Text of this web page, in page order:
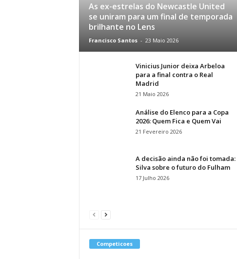
As ex-estrelas do Newcastle United
se uniram para um final de temporada
brilhante no Lens
Francisco Santos - 23 Maio 2026
Vinicius Junior deixa Arbeloa
para a final contra o Real
Madrid
21 Maio 2026
Análise do Elenco para a Copa
2026: Quem Fica e Quem Vai
21 Fevereiro 2026
A decisão ainda não foi tomada:
Silva sobre o futuro do Fulham
17 Julho 2026
Competicoes